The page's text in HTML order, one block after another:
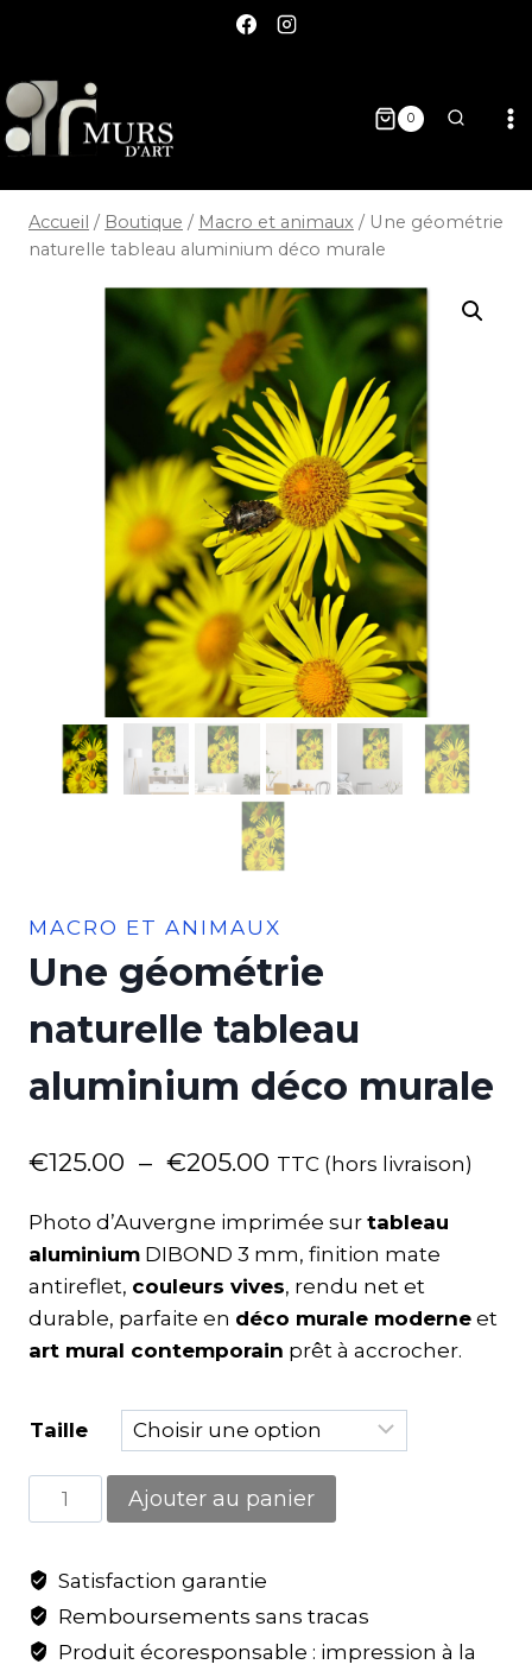
0
Accueil / Boutique / Macro et animaux / Une géométrie
naturelle tableau aluminium déco murale
MACRO ET ANIMAUX
Une géométrie
naturelle tableau
aluminium déco murale
€125.00 – €205.00 TTC (hors livraison)
Photo d’Auvergne imprimée sur tableau
aluminium DIBOND 3 mm, finition mate
antireflet, couleurs vives, rendu net et
durable, parfaite en déco murale moderne et
art mural contemporain prêt à accrocher.
Taille
Ajouter au panier
Satisfaction garantie
Remboursements sans tracas
Produit écoresponsable : impression à la